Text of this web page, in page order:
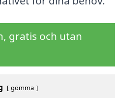
gratis och utan
gömma